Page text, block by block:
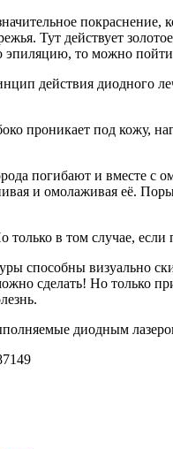
покраснение,
Тут действует
эпиляцию, то можно
действия диодного
проникает под кожу,
погибают и вместе с
и омолаживая её.
только в том случае,
способны визуально
сделать! Но только
диодным